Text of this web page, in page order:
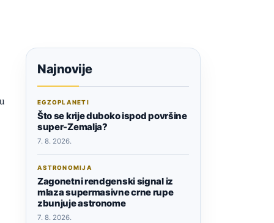
Najnovije
EGZOPLANETI
Što se krije duboko ispod površine
super-Zemalja?
7. 8. 2026.
ASTRONOMIJA
Zagonetni rendgenski signal iz
mlaza supermasivne crne rupe
zbunjuje astronome
7. 8. 2026.